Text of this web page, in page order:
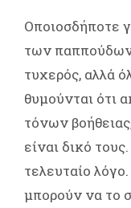
Οποιοσδήποτε
των παππούδων
τυχερός, αλλά
θυμούνται ότι
τόνων
είναι δικό
τελευταίο
μπορούν να το